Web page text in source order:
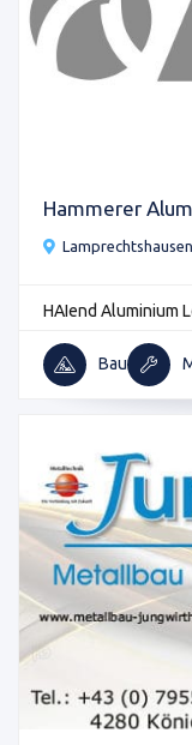
Hammerer
HAIend Aluminium
Bau